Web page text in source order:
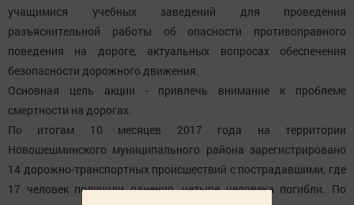
учащимися учебных заведений для проведения
разъяснительной работы об опасности противоправного
поведения на дороге, актуальных вопросах обеспечения
безопасности дорожного движения.
Основная цель акции - привлечь внимание к проблеме
смертности на дорогах.
По итогам 10 месяцев 2017 года на территории
Новошешминского муниципального района зарегистрировано
14 дорожно-транспортных происшествий с пострадавшими, где
17 человек получили ранения, четыре человека погибли. По